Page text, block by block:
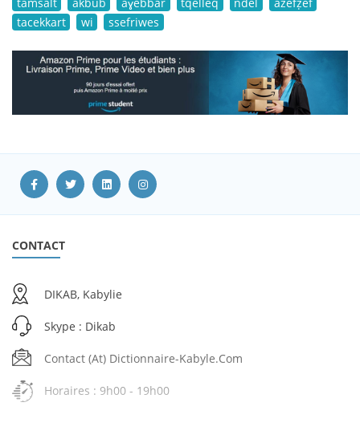
tacekkart
wi ssefriwes
CONTACT
DIKAB, Kabylie
Skype : Dikab
Contact (at) Dictionnaire-Kabyle.com
Horaires : 9h00 - 19h00